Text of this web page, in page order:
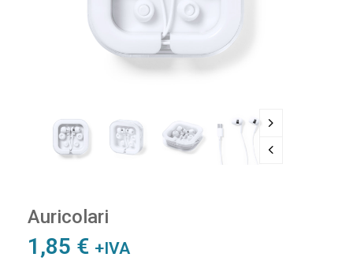
Auricolari
1,85 € +IVA